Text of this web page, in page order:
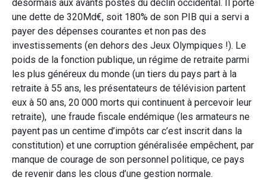
désormais aux avants postes du déclin occidental. Il porte
une dette de 320Md€, soit 180% de son PIB qui a servi a
payer des dépenses courantes et non pas des
investissements (en dehors des Jeux Olympiques !). Le
poids de la fonction publique, un régime de retraite parmi
les plus généreux du monde (un tiers du pays part à la
retraite à 55 ans, les présentateurs de télévision partent
eux à 50 ans, 20 000 morts qui continuent à percevoir leur
retraite), une fraude fiscale endémique (les armateurs ne
payent pas un centime d’impôts car c’est inscrit dans la
constitution) et une corruption généralisée empêchent, par
manque de courage de son personnel politique, ce pays
de revenir dans les clous d’une gestion normale.